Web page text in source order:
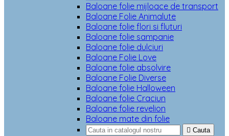
Baloane folie mijloace de transport
Baloane Folie Animalute
Baloane folie flori si fluturi
Baloane folie sampanie
Baloane folie dulciuri
Baloane Folie Love
Baloane folie absolvire
Baloane Folie Diverse
Baloane folie Halloween
Baloane folie Craciun
Baloane folie revelion
Baloane mate din folie
 Cauta